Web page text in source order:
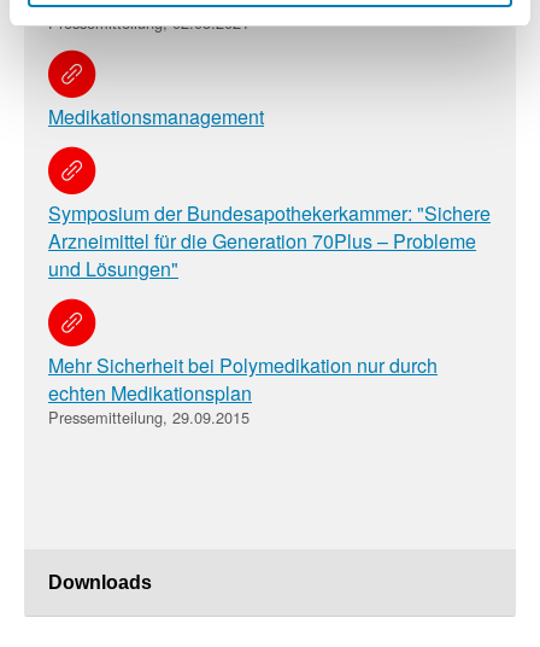
Downloads
Pressemitteilung, 02.03.2021
Medikationsmanagement
Symposium der Bundesapothekerkammer: "Sichere
Arzneimittel für die Generation 70Plus – Probleme
und Lösungen"
Mehr Sicherheit bei Polymedikation nur durch
echten Medikationsplan
Pressemitteilung, 29.09.2015